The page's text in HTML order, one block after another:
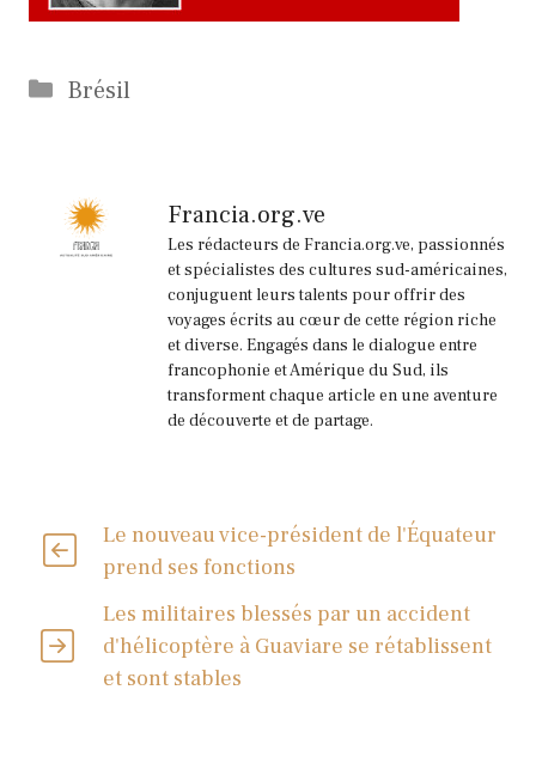
Catégories
Brésil
Francia.org.ve
Les rédacteurs de Francia.org.ve, passionnés
et spécialistes des cultures sud-américaines,
conjuguent leurs talents pour offrir des
voyages écrits au cœur de cette région riche
et diverse. Engagés dans le dialogue entre
francophonie et Amérique du Sud, ils
transforment chaque article en une aventure
de découverte et de partage.
Le nouveau vice-président de l'Équateur
prend ses fonctions
Les militaires blessés par un accident
d'hélicoptère à Guaviare se rétablissent
et sont stables